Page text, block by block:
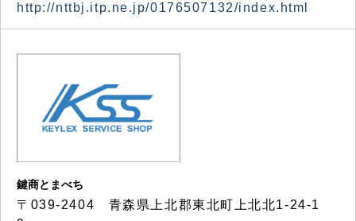
http://nttbj.itp.ne.jp/0176507132/index.html
鍵商とまべち
〒039-2404 青森県上北郡東北町上北北1-24-1